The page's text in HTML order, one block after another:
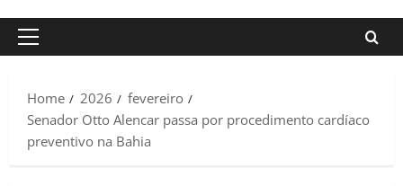
Primary
Home
2026
fevereiro
Senador Otto Alencar passa por procedimento cardíaco
preventivo na Bahia